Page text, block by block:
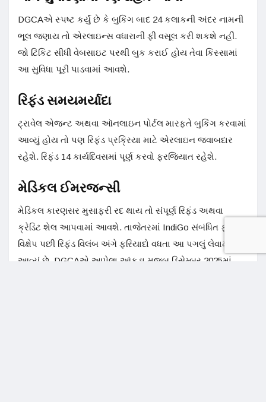
DGCAએ સ્પષ્ટ કર્યું છે કે બુકિંગ બાદ 24 કલાકની અંદર નામની
ભૂલ જણાય તો એરલાઇન્સ વધારાની ફી વસૂલ કરી શકશે નહીં.
જો ટિકિટ સીધી વેબસાઇટ પરથી બુક કરાઈ હોય તેવા કિસ્સામાં
આ સુવિધા પૂરી પાડવામાં આવશે.
રિફંડ સમયમર્યાદા
ટ્રાવેલ એજન્ટ અથવા ઑનલાઇન પોર્ટલ મારફતે બુકિંગ કરવામાં
આવ્યું હોય તો પણ રિફંડ પ્રક્રિયા માટે એરલાઇન જવાબદાર
રહેશે. રિફંડ 14 કાર્યદિવસમાં પૂર્ણ કરવો ફરજિયાત રહેશે.
મેડિકલ ઈમરજન્સી
મેડિકલ કારણસર મુસાફરી રદ થાય તો સંપૂર્ણ રિફંડ અથવા
ક્રેડિટ શેલ આપવામાં આવશે. તાજેતરમાં IndiGo સંબંધિત ફ્લાઇટ
વિક્ષેપ પછી રિફંડ વિલંબ અંગે ફરિયાદો વધતા આ પગલું લેવામાં
આવ્યું છે. DGCAએ આપેલા આંકડા મુજબ ડિસેમ્બર 2025માં